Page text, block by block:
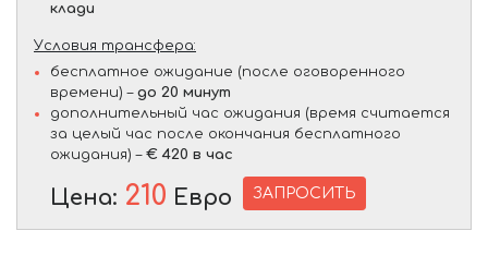
клади
Условия трансфера:
бесплатное ожидание (после оговоренного
времени) – до 20 минут
дополнительный час ожидания (время считается
за целый час после окончания бесплатного
ожидания) – € 420 в час
Цена: 210 Евро ЗАПРОСИТЬ